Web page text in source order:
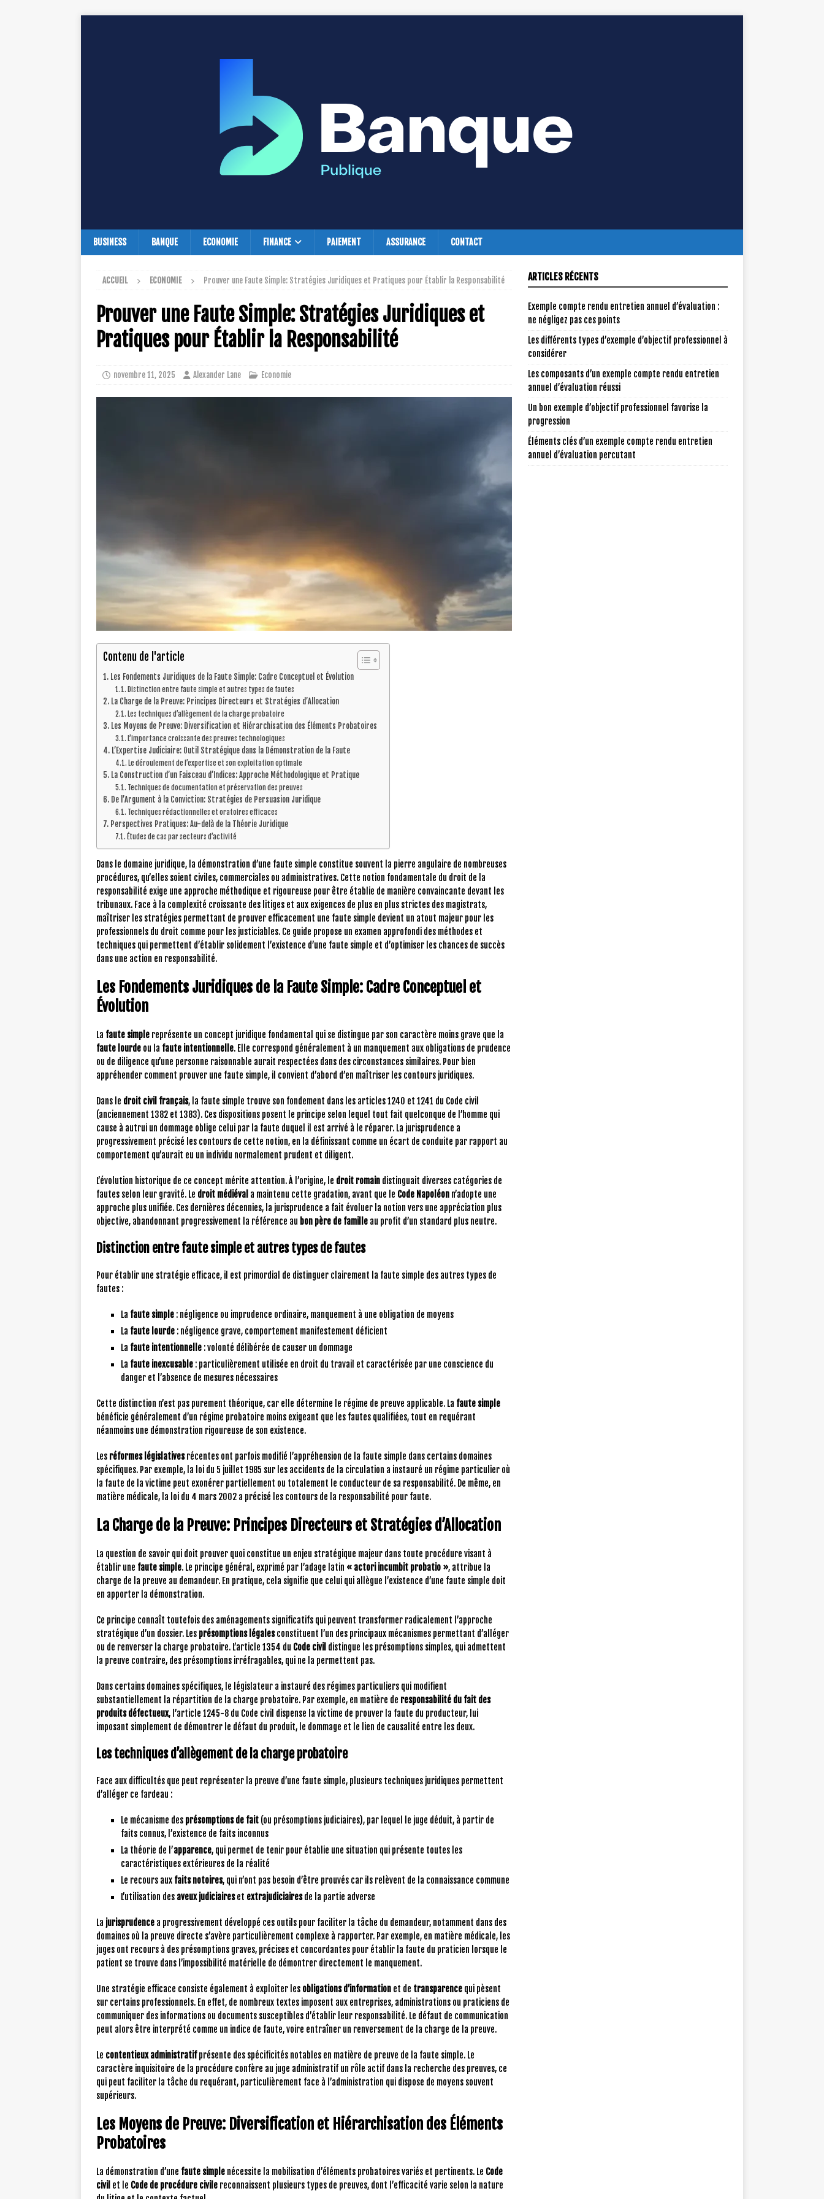
BUSINESS BANQUE ECONOMIE FINANCE PAIEMENT ASSURANCE CONTACT
ACCUEIL ECONOMIE Prouver une Faute Simple: Stratégies Juridiques et Pratiques pour Établir la Responsabilité
Prouver une Faute Simple: Stratégies Juridiques et
Pratiques pour Établir la Responsabilité
novembre 11, 2025 Alexander Lane Economie
Contenu de l'article
Les Fondements Juridiques de la Faute Simple: Cadre Conceptuel et Évolution
Distinction entre faute simple et autres types de fautes
La Charge de la Preuve: Principes Directeurs et Stratégies d’Allocation
Les techniques d’allègement de la charge probatoire
Les Moyens de Preuve: Diversification et Hiérarchisation des Éléments Probatoires
L’importance croissante des preuves technologiques
L’Expertise Judiciaire: Outil Stratégique dans la Démonstration de la Faute
Le déroulement de l’expertise et son exploitation optimale
La Construction d’un Faisceau d’Indices: Approche Méthodologique et Pratique
Techniques de documentation et préservation des preuves
De l’Argument à la Conviction: Stratégies de Persuasion Juridique
Techniques rédactionnelles et oratoires efficaces
Perspectives Pratiques: Au-delà de la Théorie Juridique
Études de cas par secteurs d’activité
Dans le domaine juridique, la démonstration d’une faute simple constitue souvent la pierre angulaire de nombreuses
procédures, qu’elles soient civiles, commerciales ou administratives. Cette notion fondamentale du droit de la
responsabilité exige une approche méthodique et rigoureuse pour être établie de manière convaincante devant les
tribunaux. Face à la complexité croissante des litiges et aux exigences de plus en plus strictes des magistrats,
maîtriser les stratégies permettant de prouver efficacement une faute simple devient un atout majeur pour les
professionnels du droit comme pour les justiciables. Ce guide propose un examen approfondi des méthodes et
techniques qui permettent d’établir solidement l’existence d’une faute simple et d’optimiser les chances de succès
dans une action en responsabilité.
Les Fondements Juridiques de la Faute Simple: Cadre Conceptuel et
Évolution
La faute simple représente un concept juridique fondamental qui se distingue par son caractère moins grave que la
faute lourde ou la faute intentionnelle. Elle correspond généralement à un manquement aux obligations de prudence
ou de diligence qu’une personne raisonnable aurait respectées dans des circonstances similaires. Pour bien
appréhender comment prouver une faute simple, il convient d’abord d’en maîtriser les contours juridiques.
Dans le droit civil français, la faute simple trouve son fondement dans les articles 1240 et 1241 du Code civil
(anciennement 1382 et 1383). Ces dispositions posent le principe selon lequel tout fait quelconque de l’homme qui
cause à autrui un dommage oblige celui par la faute duquel il est arrivé à le réparer. La jurisprudence a
progressivement précisé les contours de cette notion, en la définissant comme un écart de conduite par rapport au
comportement qu’aurait eu un individu normalement prudent et diligent.
L’évolution historique de ce concept mérite attention. À l’origine, le droit romain distinguait diverses catégories de
fautes selon leur gravité. Le droit médiéval a maintenu cette gradation, avant que le Code Napoléon n’adopte une
approche plus unifiée. Ces dernières décennies, la jurisprudence a fait évoluer la notion vers une appréciation plus
objective, abandonnant progressivement la référence au bon père de famille au profit d’un standard plus neutre.
Distinction entre faute simple et autres types de fautes
Pour établir une stratégie efficace, il est primordial de distinguer clairement la faute simple des autres types de
fautes :
La faute simple : négligence ou imprudence ordinaire, manquement à une obligation de moyens
La faute lourde : négligence grave, comportement manifestement déficient
La faute intentionnelle : volonté délibérée de causer un dommage
La faute inexcusable : particulièrement utilisée en droit du travail et caractérisée par une conscience du
danger et l’absence de mesures nécessaires
Cette distinction n’est pas purement théorique, car elle détermine le régime de preuve applicable. La faute simple
bénéficie généralement d’un régime probatoire moins exigeant que les fautes qualifiées, tout en requérant
néanmoins une démonstration rigoureuse de son existence.
Les réformes législativesrécentes ont parfois modifié l’appréhension de la faute simple dans certains domaines
spécifiques. Par exemple, la loi du 5 juillet 1985 sur les accidents de la circulation a instauré un régime particulier où
la faute de la victime peut exonérer partiellement ou totalement le conducteur de sa responsabilité. De même, en
matière médicale, la loi du 4 mars 2002 a précisé les contours de la responsabilité pour faute.
La Charge de la Preuve: Principes Directeurs et Stratégies d’Allocation
La question de savoir qui doit prouver quoi constitue un enjeu stratégique majeur dans toute procédure visant à
établir une faute simple. Le principe général, exprimé par l’adage latin « actori incumbit probatio », attribue la
charge de la preuve au demandeur. En pratique, cela signifie que celui qui allègue l’existence d’une faute simple doit
en apporter la démonstration.
Ce principe connaît toutefois des aménagements significatifs qui peuvent transformer radicalement l’approche
stratégique d’un dossier. Les présomptions légalesconstituent l’un des principaux mécanismes permettant d’alléger
ou de renverser la charge probatoire. L’article 1354 du Code civil distingue les présomptions simples, qui admettent
la preuve contraire, des présomptions irréfragables, qui ne la permettent pas.
Dans certains domaines spécifiques, le législateur a instauré des régimes particuliers qui modifient
substantiellement la répartition de la charge probatoire. Par exemple, en matière de responsabilité du fait des
produits défectueux, l’article 1245-8 du Code civil dispense la victime de prouver la faute du producteur, lui
imposant simplement de démontrer le défaut du produit, le dommage et le lien de causalité entre les deux.
Les techniques d’allègement de la charge probatoire
Face aux difficultés que peut représenter la preuve d’une faute simple, plusieurs techniques juridiques permettent
d’alléger ce fardeau :
Le mécanisme des présomptions de fait (ou présomptions judiciaires), par lequel le juge déduit, à partir de
faits connus, l’existence de faits inconnus
La théorie de l’apparence, qui permet de tenir pour établie une situation qui présente toutes les
caractéristiques extérieures de la réalité
Le recours aux faits notoires, qui n’ont pas besoin d’être prouvés car ils relèvent de la connaissance commune
L’utilisation des aveux judiciaireset extrajudiciairesde la partie adverse
La jurisprudence a progressivement développé ces outils pour faciliter la tâche du demandeur, notamment dans des
domaines où la preuve directe s’avère particulièrement complexe à rapporter. Par exemple, en matière médicale, les
juges ont recours à des présomptions graves, précises et concordantes pour établir la faute du praticien lorsque le
patient se trouve dans l’impossibilité matérielle de démontrer directement le manquement.
Une stratégie efficace consiste également à exploiter les obligations d’information et de transparence qui pèsent
sur certains professionnels. En effet, de nombreux textes imposent aux entreprises, administrations ou praticiens de
communiquer des informations ou documents susceptibles d’établir leur responsabilité. Le défaut de communication
peut alors être interprété comme un indice de faute, voire entraîner un renversement de la charge de la preuve.
Le contentieux administratifprésente des spécificités notables en matière de preuve de la faute simple. Le
caractère inquisitoire de la procédure confère au juge administratif un rôle actif dans la recherche des preuves, ce
qui peut faciliter la tâche du requérant, particulièrement face à l’administration qui dispose de moyens souvent
supérieurs.
Les Moyens de Preuve: Diversification et Hiérarchisation des Éléments
Probatoires
La démonstration d’une faute simple nécessite la mobilisation d’éléments probatoires variés et pertinents. Le Code
civil et le Code de procédure civile reconnaissent plusieurs types de preuves, dont l’efficacité varie selon la nature
ARTICLES RÉCENTS
Exemple compte rendu entretien annuel d’évaluation :
ne négligez pas ces points
Les différents types d’exemple d’objectif professionnel à
considérer
Les composants d’un exemple compte rendu entretien
annuel d’évaluation réussi
Un bon exemple d’objectif professionnel favorise la
progression
Éléments clés d’un exemple compte rendu entretien
annuel d’évaluation percutant